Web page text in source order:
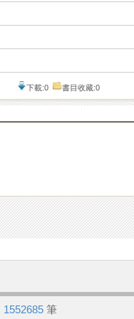
下載:0 書目收藏:0
1552685 筆